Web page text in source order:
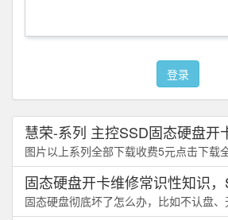
登录
慧荣-系列 主控SSD固态硬盘开
图片以上系列全部下载收费5元点击下载
固态硬盘开卡维修常识性知识
固态硬盘彻底坏了怎么办，比如不认盘